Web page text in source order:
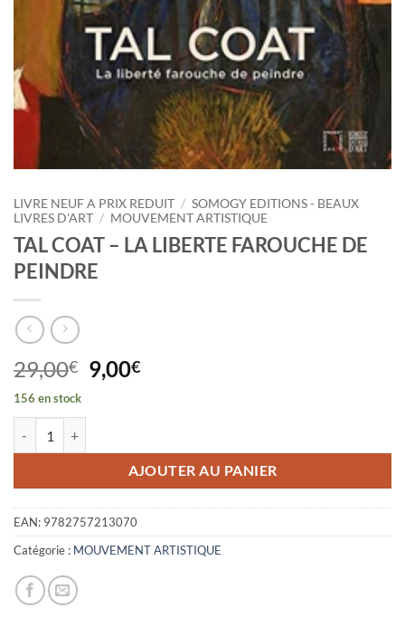
LIVRE NEUF A PRIX REDUIT / SOMOGY EDITIONS - BEAUX
LIVRES D'ART / MOUVEMENT ARTISTIQUE
TAL COAT – LA LIBERTE FAROUCHE DE
PEINDRE
29,00€ Le
prix
29,00€.
9,00€Le
9,00€.
156 en stock
AJOUTER AU PANIER
EAN: 9782757213070
Catégorie : MOUVEMENT ARTISTIQUE